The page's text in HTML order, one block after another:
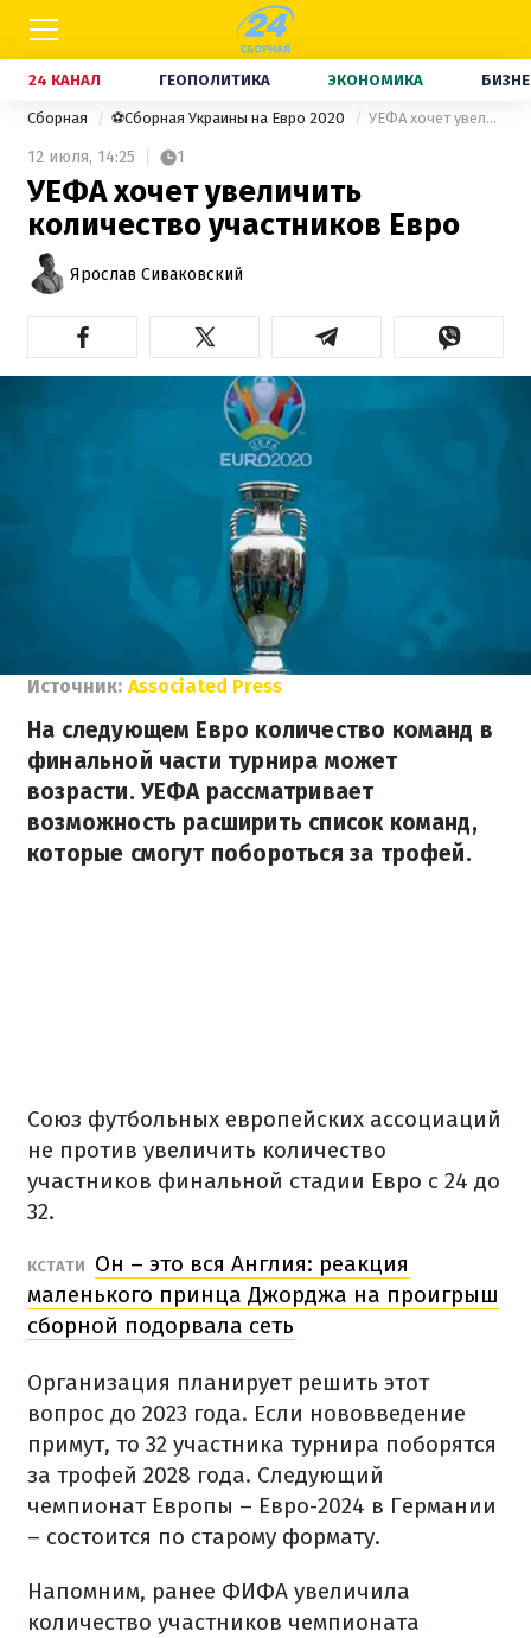
24 КАНАЛ ГЕОПОЛИТИКА ЭКОНОМИКА
Сборная ⚽Сборная Украины на Евро 2020 УЕФА хочет увеличить количество участников Евро
12 июля, 14:25 1
УЕФА хочет увеличить
количество участников Евро
Ярослав Сиваковский
Источник: Associated Press
На следующем Евро количество команд в
финальной части турнира может
возрасти. УЕФА рассматривает
возможность расширить список команд,
которые смогут побороться за трофей.
Союз футбольных европейских ассоциаций
не против увеличить количество
участников финальной стадии Евро с 24 до
32.
КСТАТИ
Он – это вся Англия: реакция
маленького принца Джорджа на проигрыш
сборной подорвала сеть
Организация планирует решить этот
вопрос до 2023 года. Если нововведение
примут, то 32 участника турнира поборятся
за трофей 2028 года. Следующий
чемпионат Европы – Евро-2024 в Германии
– состоится по старому формату.
Напомним, ранее ФИФА увеличила
количество участников чемпионата